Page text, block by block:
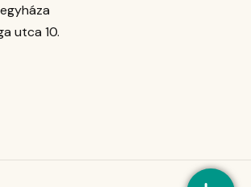
utca 10.